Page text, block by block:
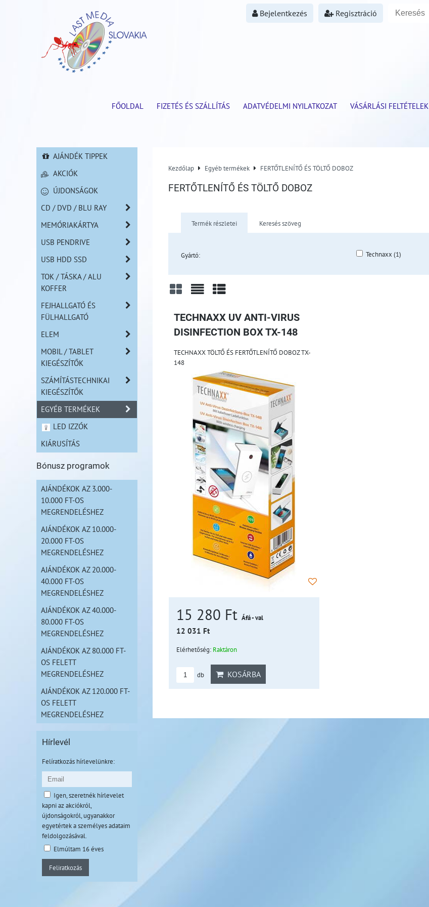
Bejelentkezés Regisztráció
FŐOLDAL FIZETÉS ÉS SZÁLLÍTÁS ADATVÉDELMI NYILATKOZAT VÁSÁRLÁSI FELTÉTELEK
Kezdőlap Egyéb termékek FERTŐTLENÍTŐ ÉS TÖLTŐ DOBOZ
FERTŐTLENÍTŐ ÉS TÖLTŐ DOBOZ
Termék részletei Keresés szöveg
Gyártó: Technaxx (1)
TECHNAXX UV ANTI-VIRUS
DISINFECTION BOX TX-148
TECHNAXX TÖLTŐ ÉS FERTŐTLENÍTŐ DOBOZ TX-
148
15 280 Ft Áfá - val
12 031 Ft
Elérhetőség: Raktáron
db KOSÁRBA
AJÁNDÉK TIPPEK
AKCIÓK
ÚJDONSÁGOK
CD / DVD / BLU RAY
MEMÓRIAKÁRTYA
USB PENDRIVE
USB HDD SSD
TOK / TÁSKA / ALU
KOFFER
FEJHALLGATÓ ÉS
FÜLHALLGATÓ
ELEM
MOBIL / TABLET
KIEGÉSZÍTŐK
SZÁMÍTÁSTECHNIKAI
KIEGÉSZÍTŐK
EGYÉB TERMÉKEK
LED IZZÓK
KIÁRUSÍTÁS
Bónusz programok
AJÁNDÉKOK AZ 3.000-
10.000 FT-OS
MEGRENDELÉSHEZ
AJÁNDÉKOK AZ 10.000-
20.000 FT-OS
MEGRENDELÉSHEZ
AJÁNDÉKOK AZ 20.000-
40.000 FT-OS
MEGRENDELÉSHEZ
AJÁNDÉKOK AZ 40.000-
80.000 FT-OS
MEGRENDELÉSHEZ
AJÁNDÉKOK AZ 80.000 FT-
OS FELETT
MEGRENDELÉSHEZ
AJÁNDÉKOK AZ 120.000 FT-
OS FELETT
MEGRENDELÉSHEZ
Hírlevél
Felíratkozás hírlevelünkre:
Igen, szeretnék hírlevelet
kapni az akciókról,
újdonságokról, ugyanakkor
egyetértek a személyes adataim
feldolgozásával.
Elmúltam 16 éves
Feliratkozás